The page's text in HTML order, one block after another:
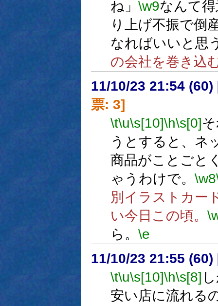
ね」 \w9なんて
り上げ不振で倒
なればいいと思
の会社を巻き込
11/10/23 21:54 (60)
票: 3]
\t\u\s[10]\h\s[0]
うとすると、ネ
商品がことごと
ゃうわけで。 \w8
別イラストカー
い今日この頃。
ら。 \e
11/10/23 21:55 (60)
\t\u\s[10]\h\s[8]
安い店に流れる